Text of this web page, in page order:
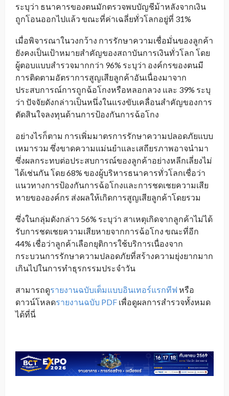
ระบุว่า ธนาคารของตนมักตรวจพบบัญชีม้าหลังจากเงิน
ถูกโอนออกไปแล้ว ขณะที่ค่าเฉลี่ยทั่วโลกอยู่ที่ 31%
เมื่อพิจารณาในวงกว้าง การรักษาความเชื่อมั่นของลูกค้า
ยังคงเป็นเป้าหมายสำคัญของสถาบันการเงินทั่วโลก โดย
ผู้ตอบแบบสำรวจมากกว่า 96% ระบุว่า องค์กรของตนมี
การติดตามอัตราการสูญเสียลูกค้าอันเนื่องมาจาก
ประสบการณ์การถูกฉ้อโกงหรือหลอกลวง และ 39% ระบุ
ว่า ปัจจัยดังกล่าวเป็นหนึ่งในแรงขับเคลื่อนสำคัญของการ
ตัดสินใจลงทุนด้านการป้องกันการฉ้อโกง
อย่างไรก็ตาม การเพิ่มมาตรการรักษาความปลอดภัยแบบ
เหมารวม ซึ่งขาดความแม่นยำและเสถียรภาพอาจนำมา
ซึ่งผลกระทบต่อประสบการณ์ของลูกค้าอย่างหลีกเลี่ยงไม่
ได้เช่นกัน โดย 68% ของผู้บริหารธนาคารทั่วโลกเชื่อว่า
แนวทางการป้องกันการฉ้อโกงและการชดเชยความเสีย
หายขององค์กร ส่งผลให้เกิดการสูญเสียลูกค้าโดยรวม
ซึ่งในกลุ่มดังกล่าว 56% ระบุว่า สาเหตุเกิดจากลูกค้าไม่ได้
รับการชดเชยความเสียหายจากการฉ้อโกง ขณะที่อีก
44% เชื่อว่าลูกค้าเลือกยุติการใช้บริการเนื่องจาก
กระบวนการรักษาความปลอดภัยที่สร้างความยุ่งยากมาก
เกินไปในการทำธุรกรรมประจำวัน
สามารถดูรายงานฉบับเต็มแบบอินเทอร์แรกทีฟ หรือ
ดาวน์โหลดรายงานฉบับ PDF เพื่อดูผลการสำรวจทั้งหมด
ได้ที่นี่